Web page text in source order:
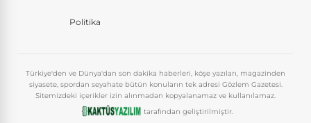
Politika
Türkiye'den ve Dünya'dan son dakika haberleri, köşe yazıları, magazinden
siyasete, spordan seyahate bütün konuların tek adresi Gözlem Gazetesi.
Sitemizdeki içerikler izin alınmadan kopyalanamaz ve kullanılamaz.
tarafından geliştirilmiştir.